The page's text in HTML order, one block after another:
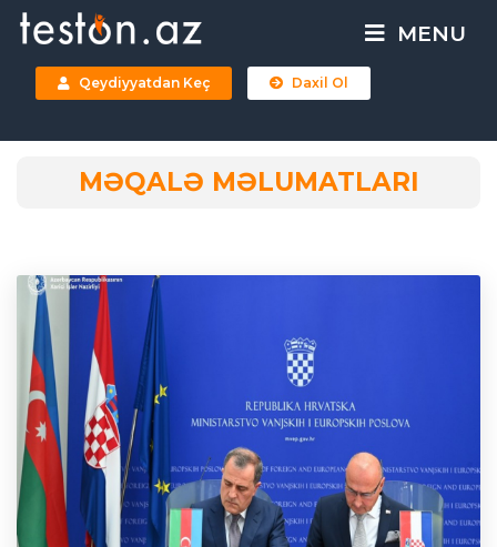
MENU
Qeydiyyatdan Keç Daxil Ol
MƏQALƏ MƏLUMATLARI